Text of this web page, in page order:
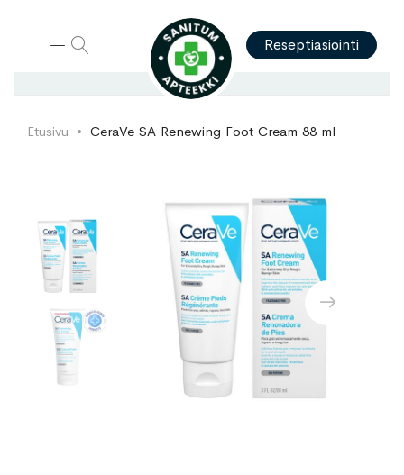
Reseptiasiointi
Etusivu CeraVe SA Renewing Foot Cream 88 ml
end
the
images
gallery
beginning
the
images
gallery